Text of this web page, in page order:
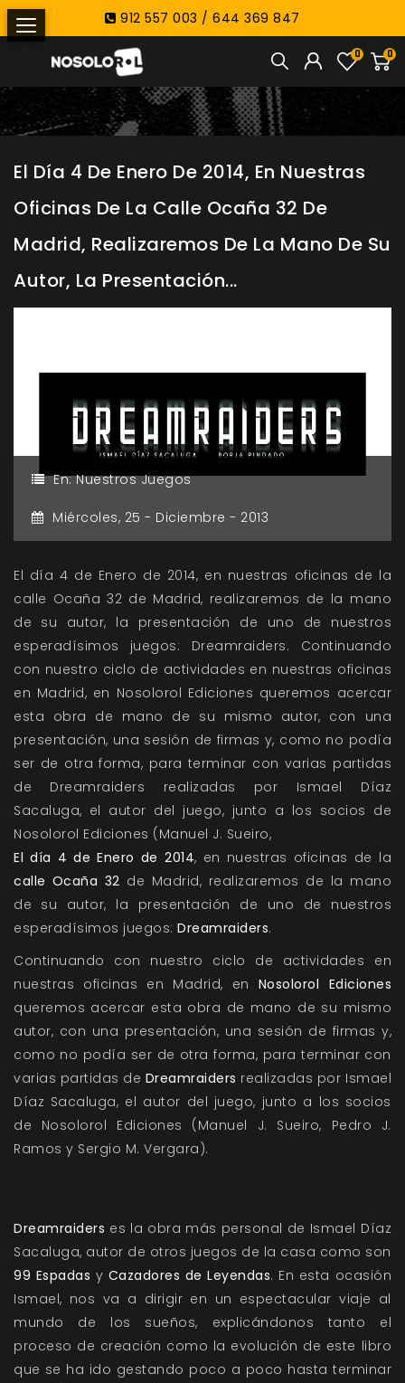
912 557 003 / 644 369 847
0
0
El Día 4 De Enero De 2014, En Nuestras
Oficinas De La Calle Ocaña 32 De
Madrid, Realizaremos De La Mano De Su
Autor, La Presentación...
En:Nuestros Juegos
Miércoles, 25 - Diciembre - 2013
El día 4 de Enero de 2014, en nuestras oficinas de la
calle Ocaña 32 de Madrid, realizaremos de la mano
de su autor, la presentación de uno de nuestros
esperadísimos juegos: Dreamraiders. Continuando
con nuestro ciclo de actividades en nuestras oficinas
en Madrid, en Nosolorol Ediciones queremos acercar
esta obra de mano de su mismo autor, con una
presentación, una sesión de firmas y, como no podía
ser de otra forma, para terminar con varias partidas
de Dreamraiders realizadas por Ismael Díaz
Sacaluga, el autor del juego, junto a los socios de
Nosolorol Ediciones (Manuel J. Sueiro,
El día 4 de Enero de 2014, en nuestras oficinas de la
calle Ocaña 32 de Madrid, realizaremos de la mano
de su autor, la presentación de uno de nuestros
esperadísimos juegos: Dreamraiders.
Continuando con nuestro ciclo de actividades en
nuestras oficinas en Madrid, en Nosolorol Ediciones
queremos acercar esta obra de mano de su mismo
autor, con una presentación, una sesión de firmas y,
como no podía ser de otra forma, para terminar con
varias partidas de Dreamraiders realizadas por Ismael
Díaz Sacaluga, el autor del juego, junto a los socios
de Nosolorol Ediciones (Manuel J. Sueiro, Pedro J.
Ramos y Sergio M. Vergara).
Dreamraiders es la obra más personal de Ismael Díaz
Sacaluga, autor de otros juegos de la casa como son
99 Espadas y Cazadores de Leyendas. En esta ocasión
Ismael, nos va a dirigir en un espectacular viaje al
mundo de los sueños, explicándonos tanto el
proceso de creación como la evolución de este libro
que se ha ido gestando poco a poco hasta terminar